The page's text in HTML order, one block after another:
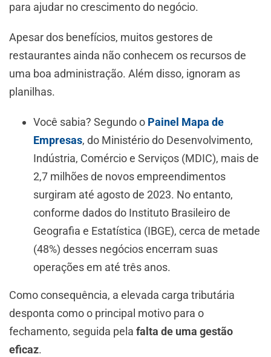
para ajudar no crescimento do negócio.
Apesar dos benefícios, muitos gestores de
restaurantes ainda não conhecem os recursos de
uma boa administração. Além disso, ignoram as
planilhas.
Você sabia? Segundo o Painel Mapa de
Empresas, do Ministério do Desenvolvimento,
Indústria, Comércio e Serviços (MDIC), mais de
2,7 milhões de novos empreendimentos
surgiram até agosto de 2023. No entanto,
conforme dados do Instituto Brasileiro de
Geografia e Estatística (IBGE), cerca de metade
(48%) desses negócios encerram suas
operações em até três anos.
Como consequência, a elevada carga tributária
desponta como o principal motivo para o
fechamento, seguida pela falta de uma gestão
eficaz.